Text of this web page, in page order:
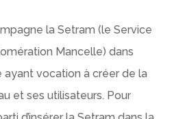
la Setram (le Service
Mancelle) dans
ayant vocation à créer de la
et ses utilisateurs. Pour